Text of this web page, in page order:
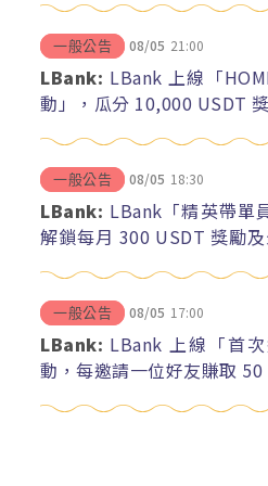
一般公告 08/05 21:00
LBank: LBank 上線「
動」，瓜分 10,000 USDT
一般公告 08/05 18:30
LBank: LBank「精英帶單
解鎖每月 300 USDT 獎勵
一般公告 08/05 17:00
LBank: LBank 上線「首
動，每邀請一位好友賺取 50